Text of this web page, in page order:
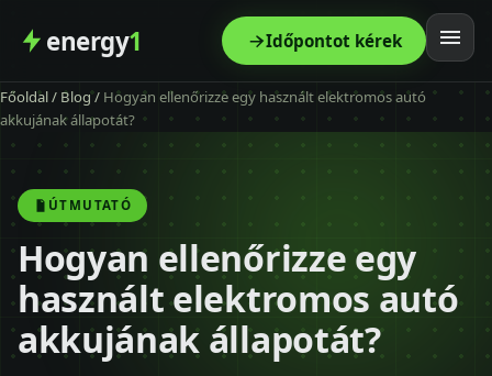
energy1 Időpontot kérek
Főoldal
Szolgáltatás
Modellek
Kapcsolat
Főoldal/ Blog/ Hogyan ellenőrizze egy használt elektromos autó
akkujának állapotát?
ÚTMUTATÓ
Hogyan ellenőrizze egy
használt elektromos autó
akkujának állapotát?